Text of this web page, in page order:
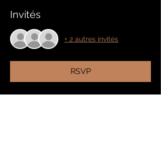
Invités
+ 2 autres invités
RSVP